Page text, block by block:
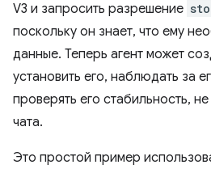
V3 и запросить разрешение
поскольку он знает, что ему
данные. Теперь агент может
установить его, наблюдать за
проверять его стабильность,
чата.
Это простой пример